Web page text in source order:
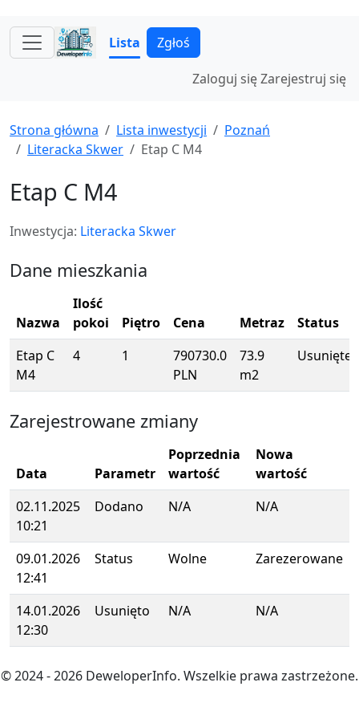
Lista Zgłoś
Zaloguj sięZarejestruj się
Strona główna Lista inwestycji
Poznań
Literacka Skwer
Etap C M4
Etap C M4
Inwestycja: Literacka Skwer
Dane mieszkania
Nazwa
Ilość
pokoi
Piętro Cena Metraz
Status
Etap C
M4
4 1
790730.0
PLN
73.9
m2
Usunięte
Zarejestrowane zmiany
Data Parametr
Poprzednia
wartość
Nowa
wartość
02.11.2025
10:21
Dodano N/A N/A
09.01.2026
12:41
Status Wolne Zarezerowane
14.01.2026
12:30
Usunięto N/A N/A
© 2024- 2026 DeweloperInfo. Wszelkie prawa zastrzeżone.